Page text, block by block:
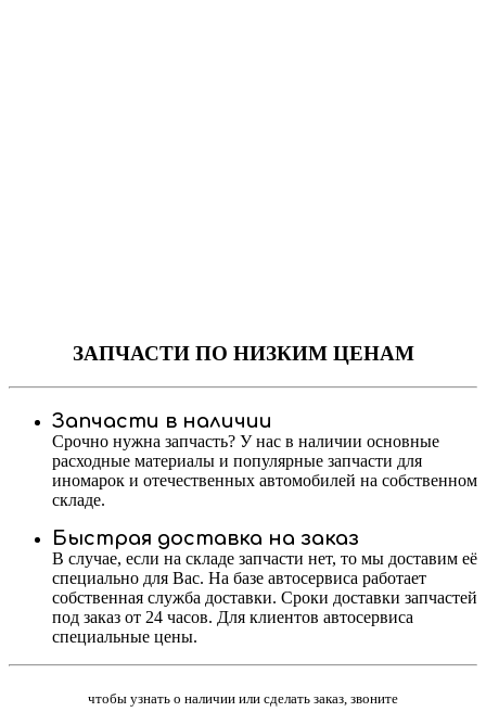
ЗАПЧАСТИПО НИЗКИМ ЦЕНАМ
Запчасти в наличии
Срочно нужна запчасть? У нас в наличии основные
расходные материалы и популярные запчасти для
иномарок и отечественных автомобилей на собственном
складе.
Быстрая доставка на заказ
В случае, если на складе запчасти нет, то мы доставим её
специально для Вас. На базе автосервиса работает
собственная служба доставки. Сроки доставки запчастей
под заказ от 24 часов. Для клиентов автосервиса
специальные цены.
чтобы узнать о наличии или сделать заказ, звоните